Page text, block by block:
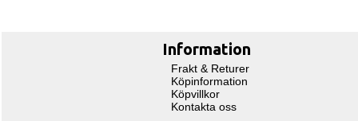
Information
Frakt & Returer
Köpinformation
Köpvillkor
Kontakta oss